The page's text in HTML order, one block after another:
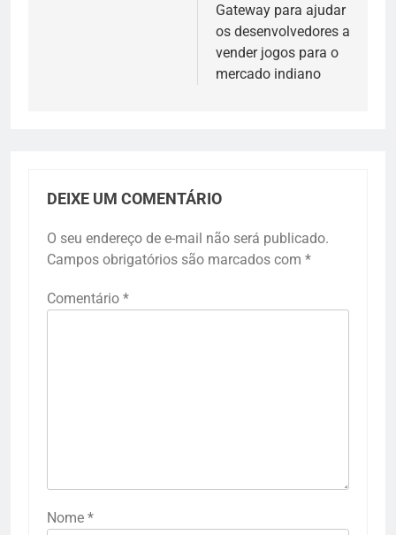
Gateway para ajudar
os desenvolvedores a
vender jogos para o
mercado indiano
DEIXE UM COMENTÁRIO
O seu endereço de e-mail não será publicado.
Campos obrigatórios são marcados com *
Comentário *
Nome *